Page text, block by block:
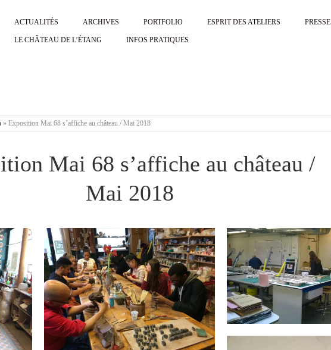
ACTUALITÉS ARCHIVES PORTFOLIO ESPRIT DES ATELIERS PRESSE
LE CHÂTEAU DE L’ÉTANG INFOS PRATIQUES
» Exposition Mai 68 s’affiche au château / Mai 2018
Mai 68 s’affiche au château /
Mai 2018